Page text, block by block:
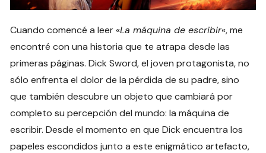
Cuando comencé a leer «La máquina de escribir«, me
encontré con una historia que te atrapa desde las
primeras páginas. Dick Sword, el joven protagonista, no
sólo enfrenta el dolor de la pérdida de su padre, sino
que también descubre un objeto que cambiará por
completo su percepción del mundo: la máquina de
escribir. Desde el momento en que Dick encuentra los
papeles escondidos junto a este enigmático artefacto,